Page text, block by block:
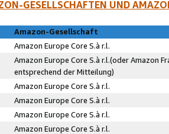
GESELLSCHAFTEN UND
Amazon-Gesellschaft
Amazon Europe Core S.à r.l.
Amazon Europe Core S.à r.l.(oder Amazon
entsprechend der Mitteilung)
Amazon Europe Core S.à r.l.
Amazon Europe Core S.à r.l.
Amazon Europe Core S.à r.l.
Amazon Europe Core S.à r.l.